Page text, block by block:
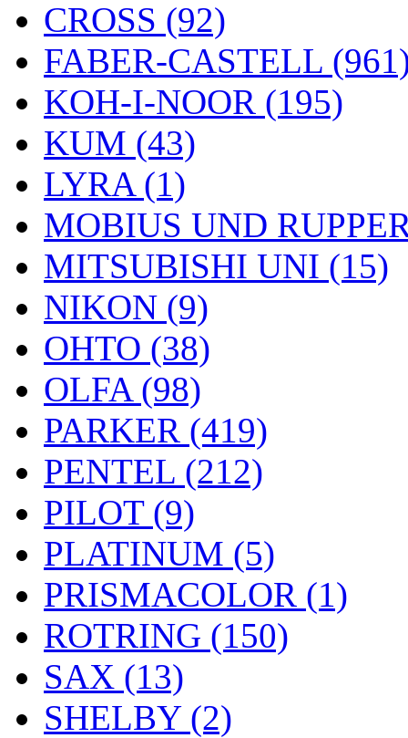
CROSS (92)
FABER-CASTELL
KOH-I-NOOR (195)
KUM (43)
LYRA (1)
MOBIUS UND
MITSUBISHI UNI (15)
NIKON (9)
OHTO (38)
OLFA (98)
PARKER (419)
PENTEL (212)
PILOT (9)
PLATINUM (5)
PRISMACOLOR (1)
ROTRING (150)
SAX (13)
SHELBY (2)